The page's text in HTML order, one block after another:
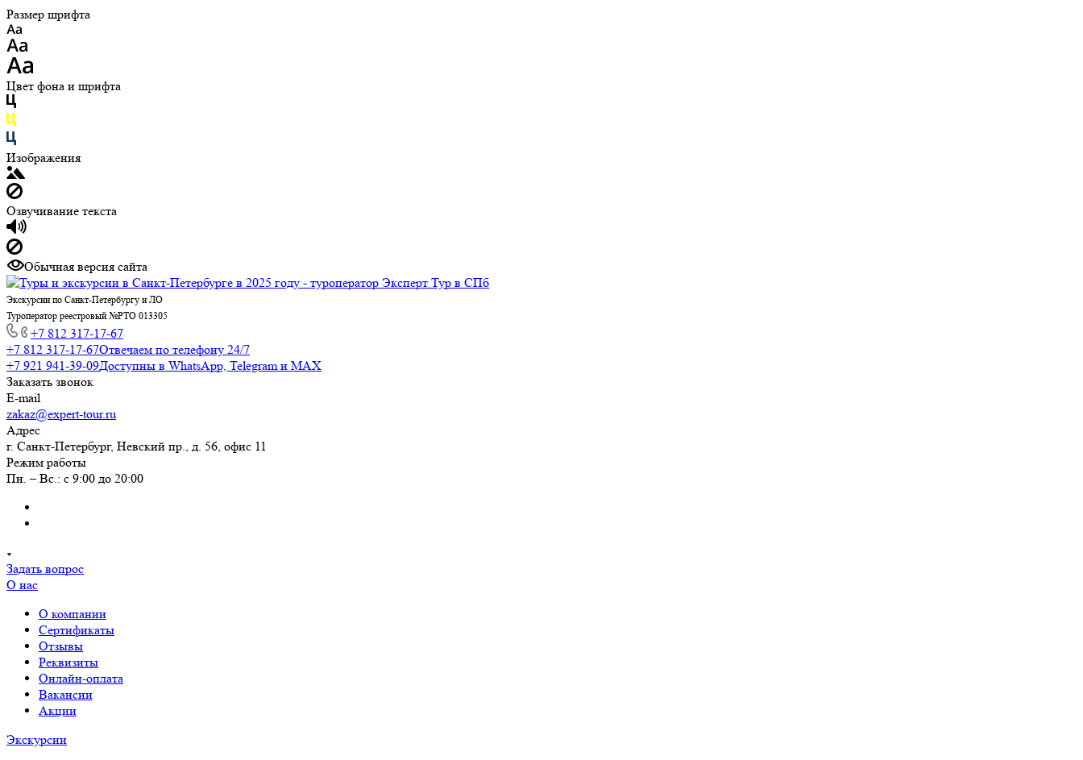
Размер шрифта
Цвет фона и шрифта
Изображения
Озвучивание текста
Обычная версия сайта
Экскурсии по Санкт-Петербургу и ЛО
Туроператор реестровый №РТО 013305
+7 812 317-17-67
+7 812 317-17-67Отвечаем по телефону 24/7
+7 921 941-39-09Доступны в WhatsApp, Telegram и MAX
Заказать звонок
E-mail
zakaz@expert-tour.ru
Адрес
г. Санкт-Петербург, Невский пр., д. 56, офис 11
Режим работы
Пн. – Вс.: с 9:00 до 20:00
Задать вопрос
О нас
О компании
Сертификаты
Отзывы
Реквизиты
Онлайн-оплата
Вакансии
Акции
Экскурсии